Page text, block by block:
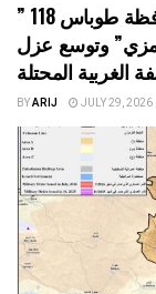
وتوسع عزل
الغربية المحتلة
BYARIJ JULY 29, 2026